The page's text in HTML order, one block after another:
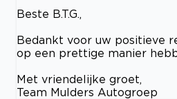
Beste B.T.G.,
Bedankt voor uw positieve
op een prettige manier
Met vriendelijke groet,
Team Mulders Autogroep